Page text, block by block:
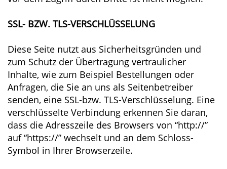
SSL- BZW. TLS-VERSCHLÜSSELUNG
Diese Seite nutzt aus Sicherheitsgründen und
zum Schutz der Übertragung vertraulicher
Inhalte, wie zum Beispiel Bestellungen oder
Anfragen, die Sie an uns als Seitenbetreiber
senden, eine SSL-bzw. TLS-Verschlüsselung. Eine
verschlüsselte Verbindung erkennen Sie daran,
dass die Adresszeile des Browsers von “http://”
auf “https://” wechselt und an dem Schloss-
Symbol in Ihrer Browserzeile.